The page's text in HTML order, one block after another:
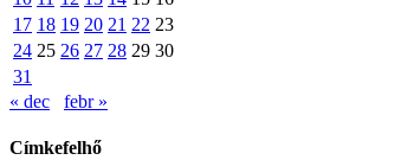
17 18 19 20 21 22 23
24 25 26 27 28 29 30
31
« dec
febr »
Címkefelhő